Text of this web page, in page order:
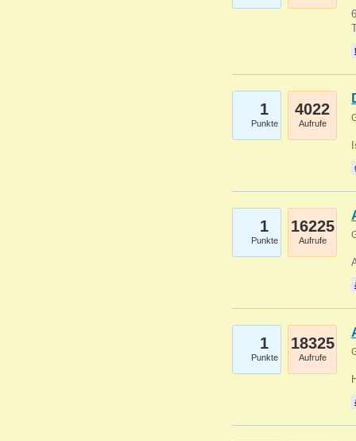
1
Punkte
4022
Aufrufe
1
Punkte
16225
Aufrufe
1
Punkte
18325
Aufrufe